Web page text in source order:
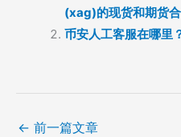
(xag)的现货和期货
币安人工客服在哪里
← 前一篇文章